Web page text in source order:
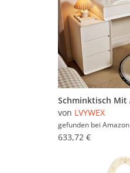
von LVYWEX
gefunden bei Amazon
633,72 €